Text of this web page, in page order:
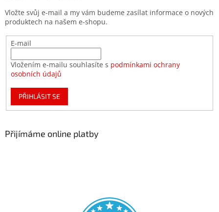
Vložte svůj e-mail a my vám budeme zasílat informace o nových
produktech na našem e-shopu.
E-mail
Vložením e-mailu souhlasíte s podmínkami ochrany
osobních údajů
PŘIHLÁSIT SE
Přijímáme online platby